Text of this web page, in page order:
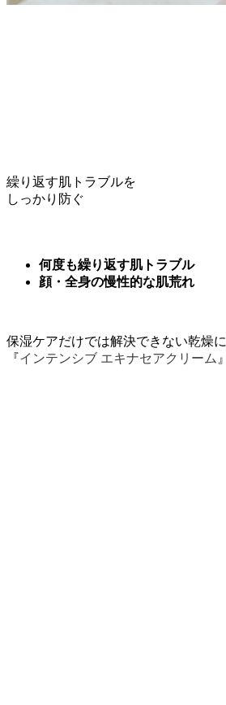
繰り返す肌トラブルを
しっかり防ぐ
何度も繰り返す肌トラブル
顔・全身の慢性的な肌荒れ
保湿ケアだけでは解決できない乾燥
『インテンシブ エキナセアクリーム